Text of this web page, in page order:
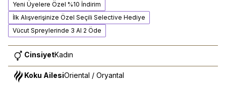
Yeni Üyelere Özel %10 İndirim
İlk Alışverişinize Özel Seçili Selective Hediye
Vücut Spreylerinde 3 Al 2 Öde
CinsiyetKadın
Koku AilesiOriental / Oryantal